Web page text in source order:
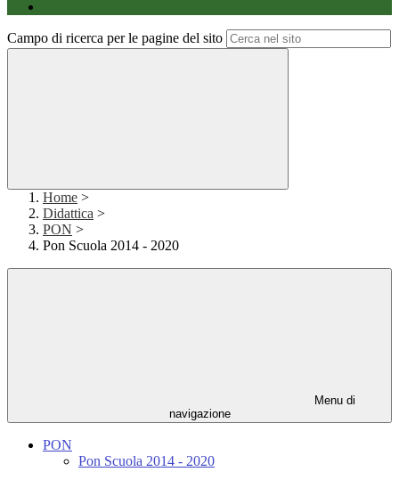
Campo di ricerca per le pagine del sito
Home >
Didattica >
PON >
Pon Scuola 2014 - 2020
Menu di
navigazione
PON
Pon Scuola 2014 - 2020